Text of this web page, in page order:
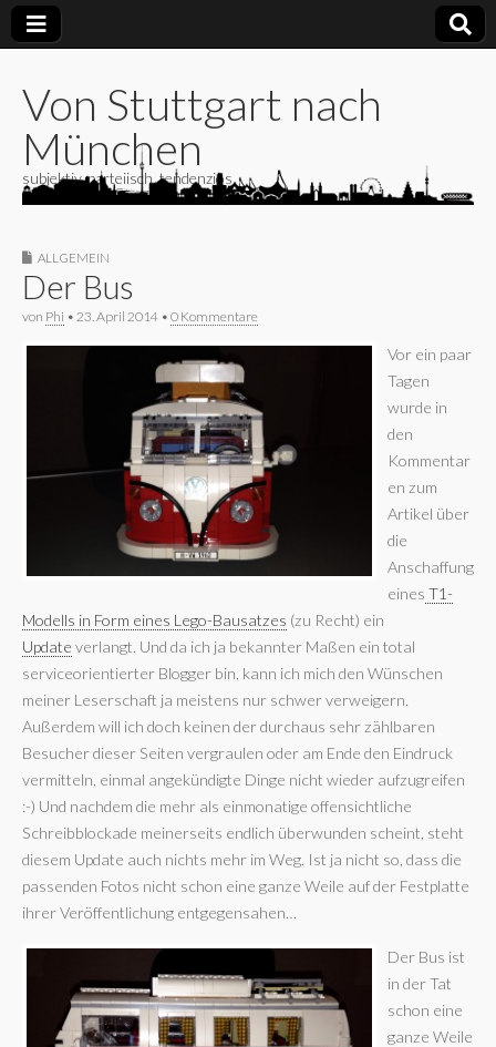
Von Stuttgart nach
München
subjektiv, parteiisch, tendenziös
ALLGEMEIN
Der Bus
von Phi • 23. April 2014 • 0 Kommentare
Vor ein paar
Tagen
wurde in
den
Kommentar
en zum
Artikel über
die
Anschaffung
eines T1-
Modells in Form eines Lego-Bausatzes (zu Recht) ein
Update verlangt. Und da ich ja bekannter Maßen ein total
serviceorientierter Blogger bin, kann ich mich den Wünschen
meiner Leserschaft ja meistens nur schwer verweigern.
Außerdem will ich doch keinen der durchaus sehr zählbaren
Besucher dieser Seiten vergraulen oder am Ende den Eindruck
vermitteln, einmal angekündigte Dinge nicht wieder aufzugreifen
:-) Und nachdem die mehr als einmonatige offensichtliche
Schreibblockade meinerseits endlich überwunden scheint, steht
diesem Update auch nichts mehr im Weg. Ist ja nicht so, dass die
passenden Fotos nicht schon eine ganze Weile auf der Festplatte
ihrer Veröffentlichung entgegensahen…
Der Bus ist
in der Tat
schon eine
ganze Weile